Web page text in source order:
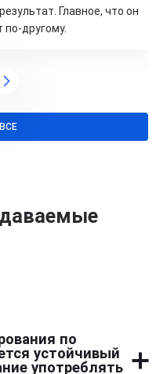
Главное, что он
по-другому.
по
устойчивый
употреблять